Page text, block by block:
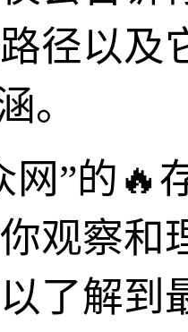
径以及
。
网”的🔥
观察和
了解到